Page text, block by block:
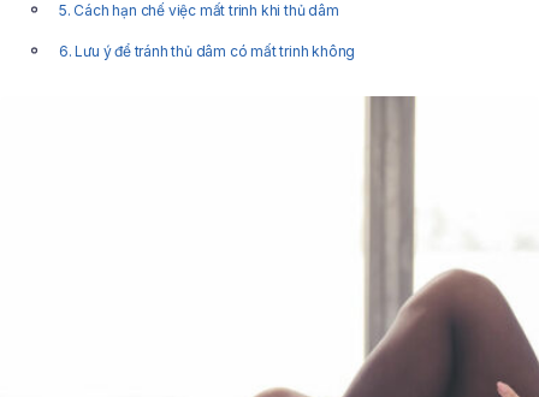
5. Cách hạn chế việc mất trinh khi thủ dâm
6. Lưu ý để tránh thủ dâm có mất trinh không